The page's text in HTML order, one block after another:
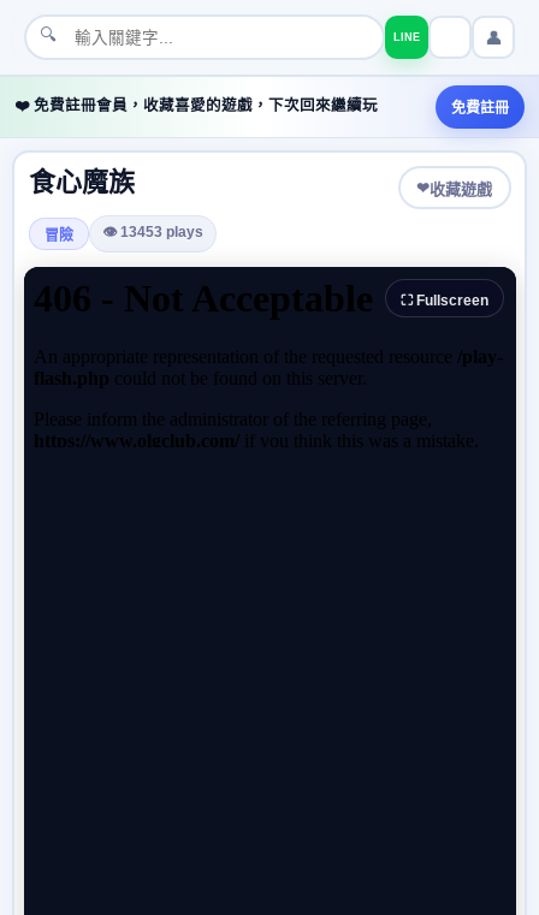
🔍 LINE 👤
❤️ 免費註冊會員，收藏喜愛的遊戲，下次回來繼續玩 免費註冊
食心魔族 ❤收藏遊戲
冒險 👁 13453 plays
⛶ Fullscreen